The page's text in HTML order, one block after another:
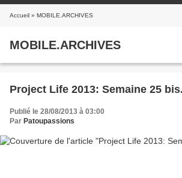
Accueil » MOBILE.ARCHIVES
MOBILE.ARCHIVES
Project Life 2013: Semaine 25 bis.
Publié le 28/08/2013 à 03:00
Par Patoupassions